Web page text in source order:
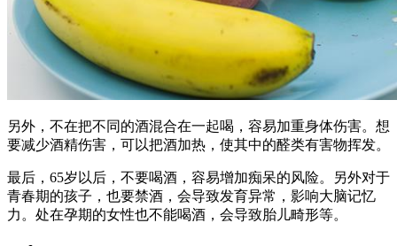
另外，不在把不同的酒混合在一起喝，容易加重身体伤害。想
要减少酒精伤害，可以把酒加热，使其中的醛类有害物挥发。
最后，65岁以后，不要喝酒，容易增加痴呆的风险。另外对于
青春期的孩子，也要禁酒，会导致发育异常，影响大脑记忆
力。处在孕期的女性也不能喝酒，会导致胎儿畸形等。